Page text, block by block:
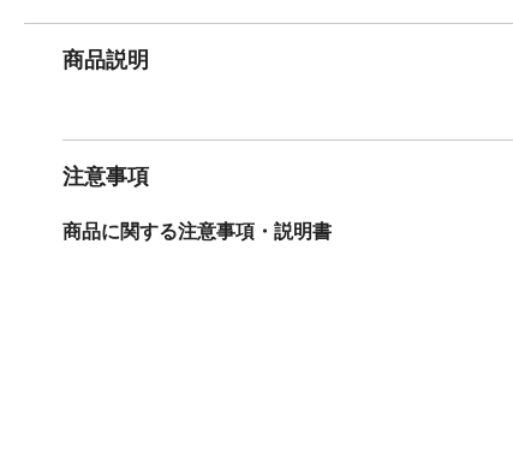
商品説明
注意事項
商品に関する注意事項・説明書